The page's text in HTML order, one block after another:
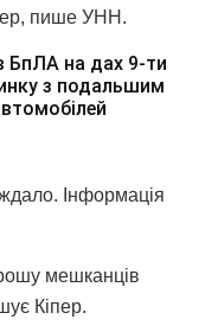
пише УНН.
БпЛА на дах 9-ти
з подальшим
Інформація
мешканців
Кіпер.